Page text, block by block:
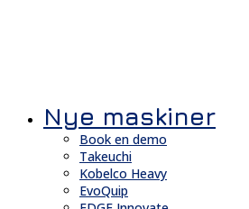
Nye maskiner
Book en demo
Takeuchi
Kobelco Heavy
EvoQuip